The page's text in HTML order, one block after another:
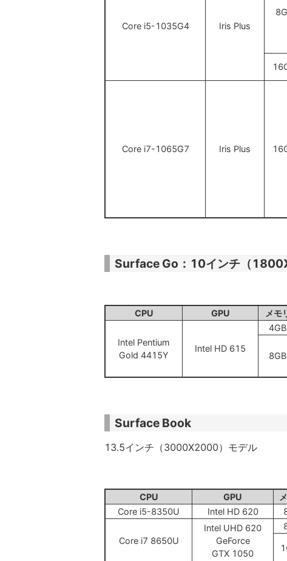
Core i5-1035G4 Iris Plus
Core i7-1065G7 Iris Plus
Surface Go：10インチ（
CPU GPU メモ
Intel Pentium
Gold 4415Y
Intel HD 615
4GB
8GB
Surface Book
13.5インチ（3000X2000）モデル
CPU GPU
Core i5-8350U
Intel HD 620
Core i7 8650U
Intel UHD 620
GeForce
GTX 1050